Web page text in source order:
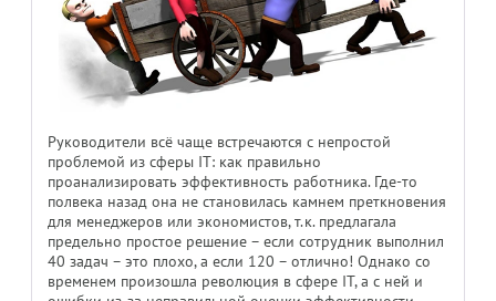
Руководители всё чаще встречаются с непростой
проблемой из сферы IT: как правильно
проанализировать эффективность работника. Где-то
полвека назад она не становилась камнем преткновения
для менеджеров или экономистов, т.к. предлагала
предельно простое решение – если сотрудник выполнил
40 задач – это плохо, а если 120 – отлично! Однако со
временем произошла революция в сфере IT, а с ней и